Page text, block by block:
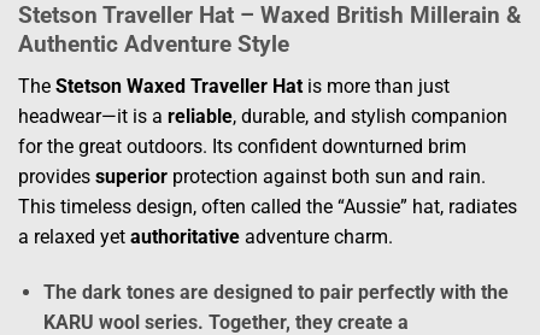
Stetson Traveller Hat – Waxed British Millerain &
Authentic Adventure Style
The Stetson Waxed Traveller Hat is more than just
headwear—it is a reliable, durable, and stylish companion
for the great outdoors. Its confident downturned brim
provides superior protection against both sun and rain.
This timeless design, often called the “Aussie” hat, radiates
a relaxed yet authoritative adventure charm.
The dark tones are designed to pair perfectly with the
KARU wool series. Together, they create a